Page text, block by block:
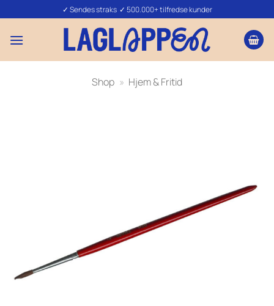
til
indhold
✓ Sendes straks ✓ 500.000+ tilfredse kunder
Shop » Hjem & Fritid